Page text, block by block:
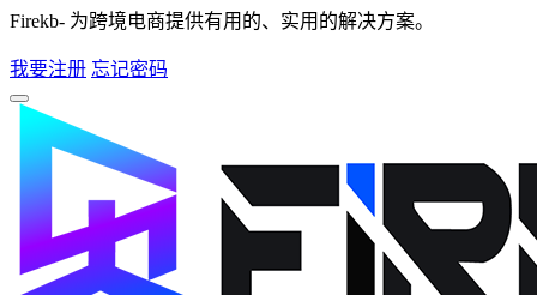
Firekb- 为跨境电商提供有用的、实用的解决方案。
我要注册 忘记密码